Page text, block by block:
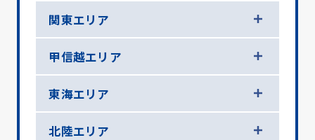
関東エリア
甲信越エリア
東海エリア
北陸エリア